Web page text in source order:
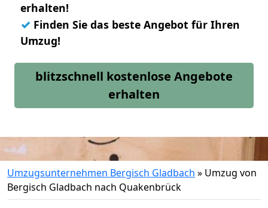
erhalten!
✓ Finden Sie das beste Angebot für Ihren
Umzug!
blitzschnell kostenlose Angebote
erhalten
Umzugsunternehmen Bergisch Gladbach » Umzug von
Bergisch Gladbach nach Quakenbrück